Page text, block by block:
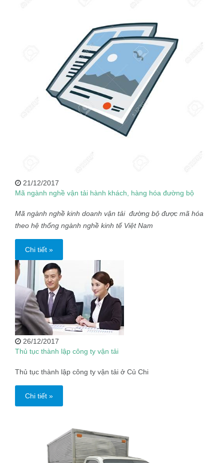
21/12/2017
Mã ngành nghề vận tải hành khách, hàng hóa đường bộ
Mã ngành nghề kinh doanh vận tải đường bộ được mã hóa
theo hệ thống ngành nghề kinh tế Việt Nam
Chi tiết »
26/12/2017
Thủ tục thành lập công ty vận tải
Thủ tục thành lập công ty vận tải ở Củ Chi
Chi tiết »